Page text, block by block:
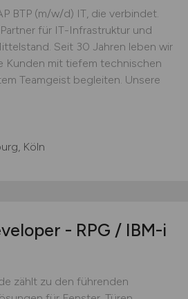
BTP (m/w/d) IT, die verbindet.
für IT-Infrastruktur und
Seit 30 Jahren leben wir
Kunden mit tiefem technischen
Teamgeist begleiten. Unsere
Köln
- RPG / IBM-i
zählt zu den führenden